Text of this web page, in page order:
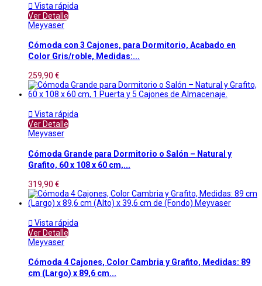
 Vista rápida
Ver Detalle
Meyvaser
Cómoda con 3 Cajones, para Dormitorio, Acabado en
Color Gris/roble, Medidas:...
259,90 €
 Vista rápida
Ver Detalle
Meyvaser
Cómoda Grande para Dormitorio o Salón – Natural y
Grafito, 60 x 108 x 60 cm,...
319,90 €
 Vista rápida
Ver Detalle
Meyvaser
Cómoda 4 Cajones, Color Cambria y Grafito, Medidas: 89
cm (Largo) x 89,6 cm...